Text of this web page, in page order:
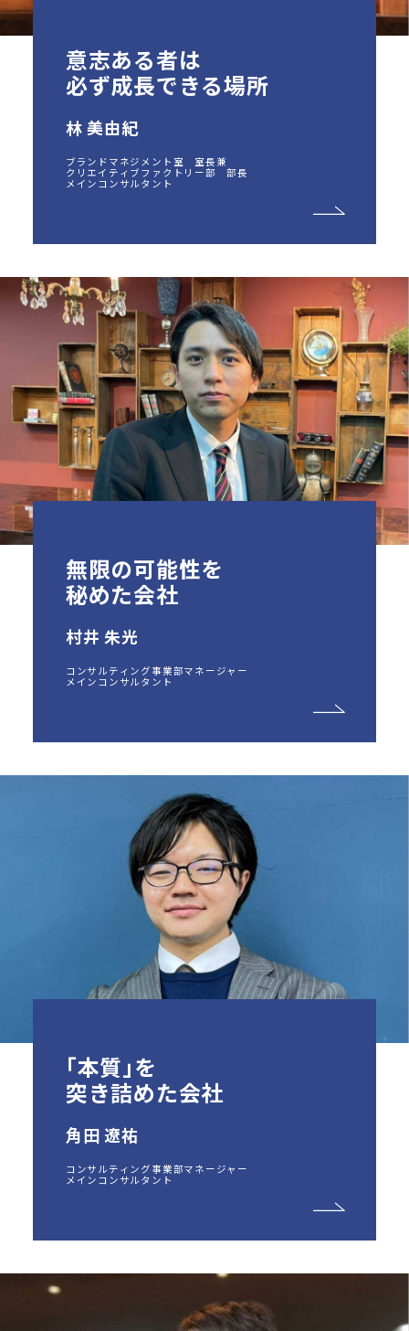
意志ある者は
必ず成長できる場所
林 美由紀
ブランドマネジメント室 室長兼
クリエイティブファクトリー部 部長
メインコンサルタント
無限の可能性を
秘めた会社
村井 朱光
コンサルティング事業部マネージャー
メインコンサルタント
「本質」を
突き詰めた会社
角田 遼祐
コンサルティング事業部マネージャー
メインコンサルタント